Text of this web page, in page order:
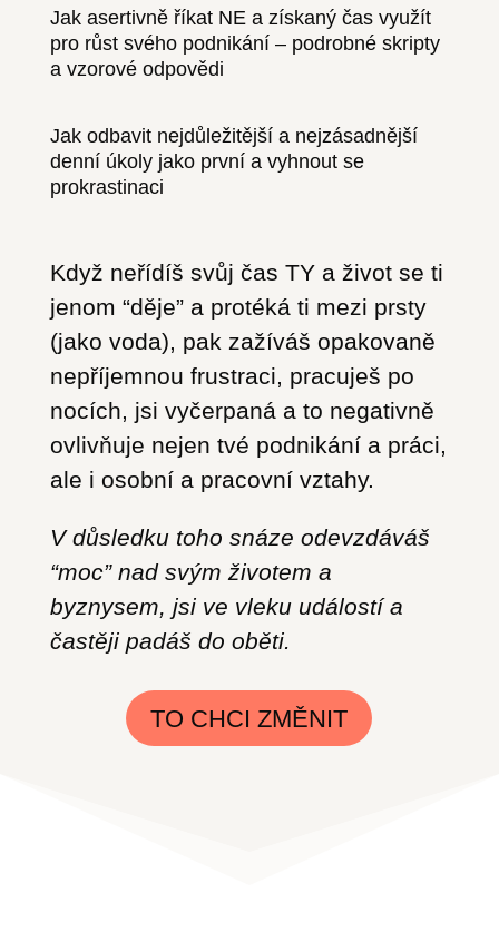
Jak asertivně říkat NE a získaný čas využít
pro růst svého podnikání – podrobné skripty
a vzorové odpovědi
Jak odbavit nejdůležitější a nejzásadnější
denní úkoly jako první a vyhnout se
prokrastinaci
Když neřídíš svůj čas TY a život se ti
jenom “děje” a protéká ti mezi prsty
(jako voda), pak zažíváš opakovaně
nepříjemnou frustraci, pracuješ po
nocích, jsi vyčerpaná a to negativně
ovlivňuje nejen tvé podnikání a práci,
ale i osobní a pracovní vztahy.
V důsledku toho snáze odevzdáváš
“moc” nad svým životem a
byznysem, jsi ve vleku událostí a
častěji padáš do oběti.
TO CHCI ZMĚNIT